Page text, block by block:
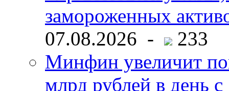
замороженных
07.08.2026 -
233
Минфин увеличит
млрд рублей в день с